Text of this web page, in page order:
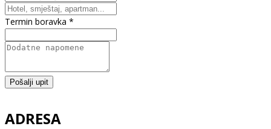
Termin boravka *
Pošalji upit
ADRESA